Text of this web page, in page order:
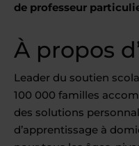
de professeur
À propos
Leader du soutien
100 000 familles
des solutions
d’apprentissage à